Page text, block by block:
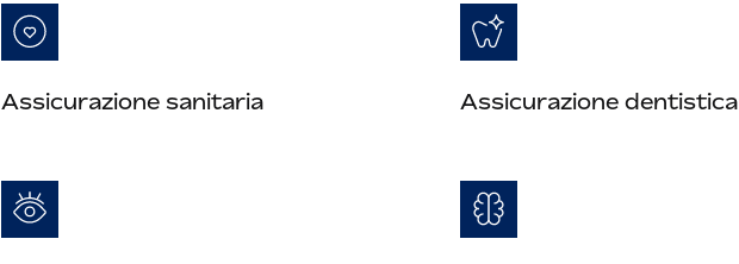
Assicurazione sanitaria Assicurazione dentistica